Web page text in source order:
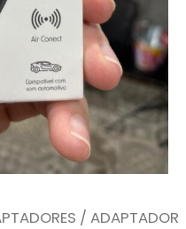
/ ADAPTADOR